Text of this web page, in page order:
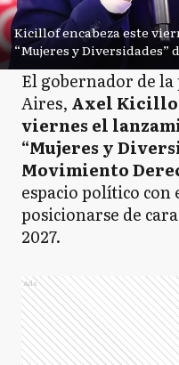
Kicillof encabeza este
“Mujeres y Diversidades”
El gobernador de
Aires, Axel
viernes el
“Mujeres y
Movimiento
espacio político con
posicionarse de
2027.
Ads